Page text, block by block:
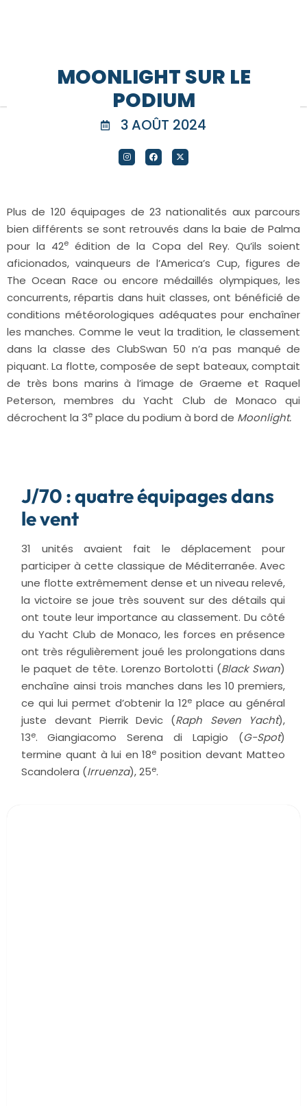
MOONLIGHT SUR LE
PODIUM
3 AOÛT 2024
Plus de 120 équipages de 23 nationalités aux parcours
bien différents se sont retrouvés dans la baie de Palma
pour la 42e édition de la Copa del Rey. Qu’ils soient
aficionados, vainqueurs de l’America’s Cup, figures de
The Ocean Race ou encore médaillés olympiques, les
concurrents, répartis dans huit classes, ont bénéficié de
conditions météorologiques adéquates pour enchaîner
les manches. Comme le veut la tradition, le classement
dans la classe des ClubSwan 50 n’a pas manqué de
piquant. La flotte, composée de sept bateaux, comptait
de très bons marins à l’image de Graeme et Raquel
Peterson, membres du Yacht Club de Monaco qui
décrochent la 3e place du podium à bord de Moonlight.
J/70 : quatre équipages dans
le vent
31 unités avaient fait le déplacement pour
participer à cette classique de Méditerranée. Avec
une flotte extrêmement dense et un niveau relevé,
la victoire se joue très souvent sur des détails qui
ont toute leur importance au classement. Du côté
du Yacht Club de Monaco, les forces en présence
ont très régulièrement joué les prolongations dans
le paquet de tête. Lorenzo Bortolotti (Black Swan)
enchaîne ainsi trois manches dans les 10 premiers,
ce qui lui permet d’obtenir la 12e place au général
juste devant Pierrik Devic (Raph Seven Yacht),
13e.Giangiacomo Serena di Lapigio (G-Spot)
termine quant à lui en 18e position devant Matteo
Scandolera (Irruenza), 25e.